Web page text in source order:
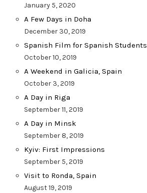
January 5, 2020
A Few Days in Doha
December 30, 2019
Spanish Film for Spanish Students
October 10, 2019
A Weekend in Galicia, Spain
October 3, 2019
A Day in Riga
September 11, 2019
A Day in Minsk
September 8, 2019
Kyiv: First Impressions
September 5, 2019
Visit to Ronda, Spain
August 19, 2019